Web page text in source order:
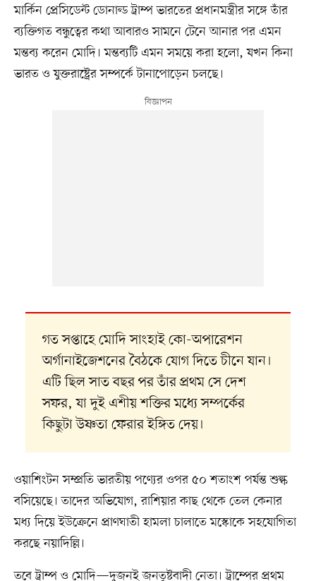
মার্কিন প্রেসিডেন্ট ডোনাল্ড ট্রাম্প ভারতের প্রধানমন্ত্রীর সঙ্গে তাঁর
ব্যক্তিগত বন্ধুত্বের কথা আবারও সামনে টেনে আনার পর এমন
মন্তব্য করেন মোদি। মন্তব্যটি এমন সময়ে করা হলো, যখন কিনা
ভারত ও যুক্তরাষ্ট্রের সম্পর্কে টানাপোড়েন চলছে।
গত সপ্তাহে মোদি সাংহাই কো-অপারেশন
অর্গানাইজেশনের বৈঠকে যোগ দিতে চীনে যান।
এটি ছিল সাত বছর পর তাঁর প্রথম সে দেশ
সফর, যা দুই এশীয় শক্তির মধ্যে সম্পর্কের
কিছুটা উষ্ণতা ফেরার ইঙ্গিত দেয়।
ওয়াশিংটন সম্প্রতি ভারতীয় পণ্যের ওপর ৫০ শতাংশ পর্যন্ত শুল্ক
বসিয়েছে। তাদের অভিযোগ, রাশিয়ার কাছ থেকে তেল কেনার
মধ্য দিয়ে ইউক্রেনে প্রাণঘাতী হামলা চালাতে মস্কোকে সহযোগিতা
করছে নয়াদিল্লি।
তবে ট্রাম্প ও মোদি—দুজনই জনতুষ্টবাদী নেতা। ট্রাম্পের প্রথম